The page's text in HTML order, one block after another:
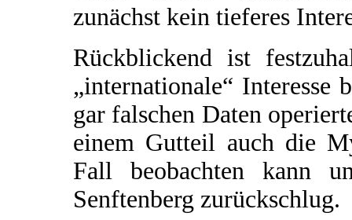
zunächst kein tieferes
Rückblickend ist
„internationale“ Interesse
gar falschen Daten
einem Gutteil auch die
Fall beobachten kann
Senftenberg zurückschlug.